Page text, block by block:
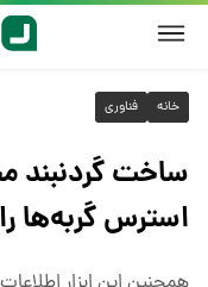
خانه فناوری
ساخت گردنبند
استرس